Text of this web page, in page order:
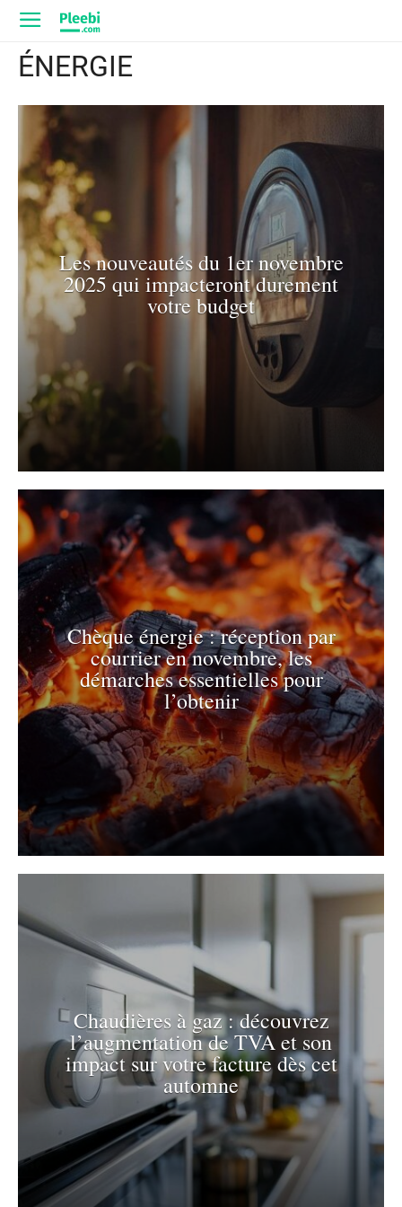
ÉNERGIE
Les nouveautés du 1er novembre
2025 qui impacteront durement
votre budget
Chèque énergie : réception par
courrier en novembre, les
démarches essentielles pour
l’obtenir
Chaudières à gaz : découvrez
l’augmentation de TVA et son
impact sur votre facture dès cet
automne